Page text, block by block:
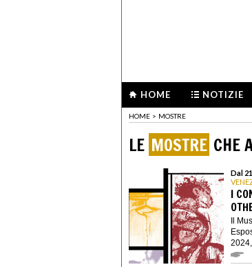
HOME NOTIZIE
HOME > MOSTRE
LE MOSTRE CHE
Dal
I
Il
2024,